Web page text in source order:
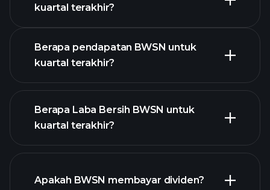
kuartal terakhir?
pendapatan BWSN
Berapa pendapatan BWSN untuk
kuartal terakhir?
keuangan
Berapa Laba Bersih BWSN untuk
kuartal terakhir?
Apakah BWSN membayar dividen?